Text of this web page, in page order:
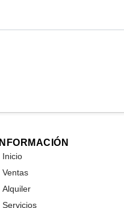
INFORMACIÓN
Inicio
Ventas
Alquiler
Servicios